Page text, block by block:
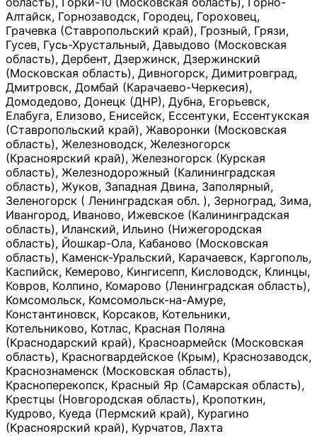
Алтайск, Горнозаводск, Городец, Гороховец,
Грачевка (Ставропольский край), Грозный, Грязи,
Гусев, Гусь-Хрустальный, Давыдово (Московская
область), Дербент, Дзержинск, Дзержинский
(Московская область), Дивногорск, Димитровград,
Дмитровск, Домбай (Карачаево-Черкесия),
Домодедово, Донецк (ДНР), Дубна, Егорьевск,
Елабуга, Елизово, Енисейск, Ессентуки, Ессентукская
(Ставропольский край), Жаворонки (Московская
область), Железноводск, Железногорск
(Красноярский край), Железногорск (Курская
область), Железнодорожный (Калининградская
область), Жуков, Западная Двина, Заполярный,
Зеленогорск ( Ленинградская обл. ), Зерноград, Зима,
Ивангород, Иваново, Ижевское (Калининградская
область), Иланский, Ильино (Нижегородская
область), Йошкар-Ола, Кабаново (Московская
область), Каменск-Уральский, Карачаевск, Каргополь,
Каспийск, Кемерово, Кингисепп, Кисловодск, Клинцы,
Ковров, Колпино, Комарово (Ленинградская область),
Комсомольск, Комсомольск-на-Амуре,
Константиновск, Корсаков, Котельники,
Котельниково, Котлас, Красная Поляна
(Краснодарский край), Красноармейск (Московская
область), Красногвардейское (Крым), Краснозаводск,
Краснознаменск (Московская область),
Красноперекопск, Красный Яр (Самарская область),
Крестцы (Новгородская область), Кропоткин,
Кудрово, Куеда (Пермский край), Курагино
(Красноярский край), Курчатов, Лахта